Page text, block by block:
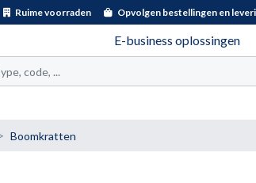
Ruime voorraden Opvolgen bestellingen en
E-business oplossingen
Boomkratten